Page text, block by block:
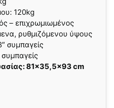
120kg
– επιχρωμιωμένος
ρυθμιζόμενου ύψους
συμπαγείς
συμπαγείς
81×35,5×93 cm